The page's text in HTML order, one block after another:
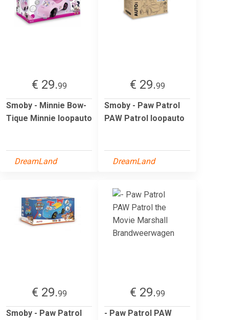
€ 29.99
Smoby - Minnie Bow-
Tique Minnie loopauto
DreamLand
€ 29.99
Smoby - Paw Patrol
PAW Patrol loopauto
DreamLand
€ 29.99
Smoby - Paw Patrol
€ 29.99
- Paw Patrol PAW